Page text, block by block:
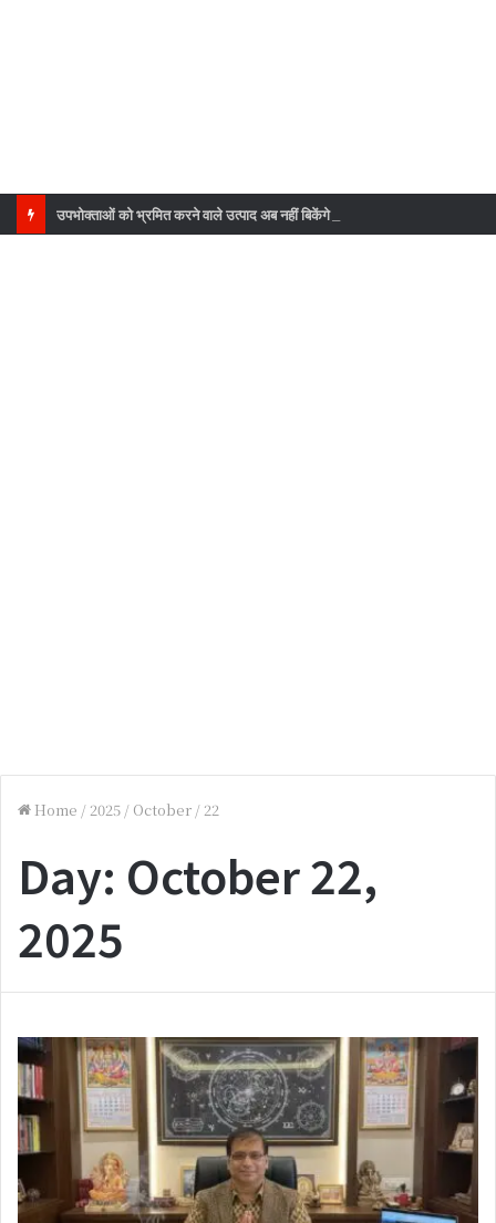
Home /2025 / October /22
Day: October 22,
2025